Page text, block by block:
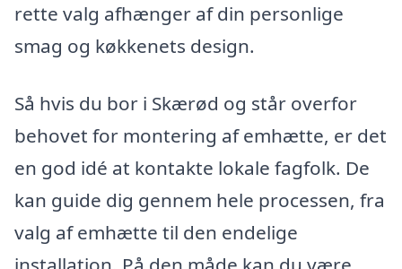
rette valg afhænger af din personlige
smag og køkkenets design.
Så hvis du bor i Skærød og står overfor
behovet for montering af emhætte, er det
en god idé at kontakte lokale fagfolk. De
kan guide dig gennem hele processen, fra
valg af emhætte til den endelige